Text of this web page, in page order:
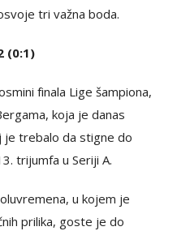
tri važna boda.
(0:1)
finala Lige šampiona,
koja je danas
je trebalo da stigne do
trijumfa u Seriji A.
u kojem je
prilika, goste je do